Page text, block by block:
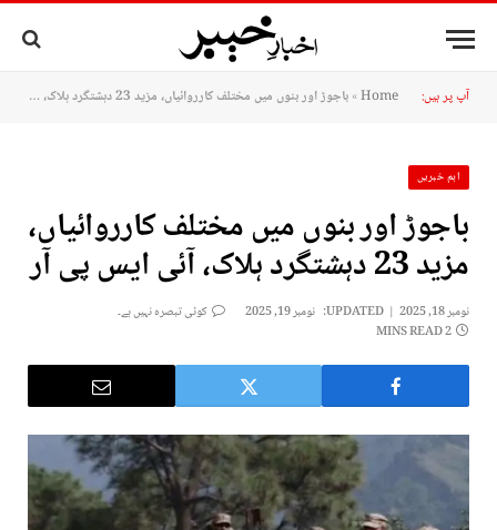
آپ پر ہیں: Home
»باجوڑ اور بنوں میں مختلف کارروائیاں، مزید 23 دہشتگرد ہلاک، آئی ایس پی آر
اہم خبریں
باجوڑ اور بنوں میں مختلف کارروائیاں،
مزید 23 دہشتگرد ہلاک، آئی ایس پی آر
نومبر 18, 2025 UPDATED: نومبر 19, 2025
کوئی تبصرہ نہیں ہے۔
2 MINS READ